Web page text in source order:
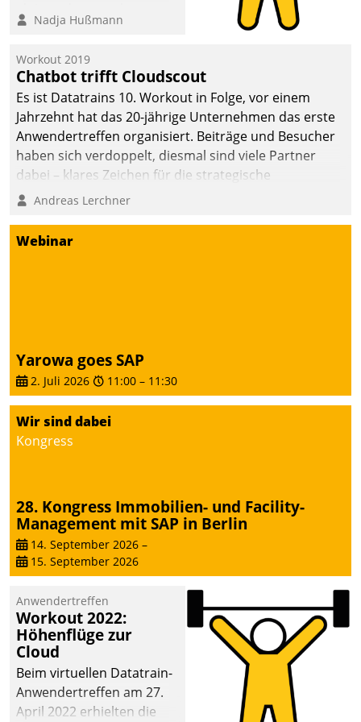
methodisch
Quartier. Dazwischen
zeigte Datatrain, was es
Neues zu bieten hat.
Nadja Hußmann
Workout 2019
Chatbot trifft Cloudscout
Es ist Datatrains 10. Workout in Folge, vor einem
Jahrzehnt hat das 20-jährige Unternehmen das erste
Anwendertreffen organisiert. Beiträge und Besucher
haben sich verdoppelt, diesmal sind viele Partner
dabei – klares Zeichen für die strategische
Fokussierung auf den Kunden.
Andreas Lerchner
Webinar
Yarowa goes SAP
2. Juli 2026 11:00 – 11:30
Wir sind dabei
Kongress
28. Kongress Immobilien- und Facility-
Management mit SAP in Berlin
14. September 2026 –
15. September 2026
Anwendertreffen
Workout 2022:
Höhenflüge zur
Cloud
Beim virtuellen Datatrain-
Anwendertreffen am 27.
April 2022 erhielten die